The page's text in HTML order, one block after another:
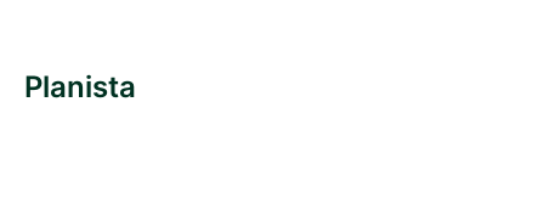
Planista